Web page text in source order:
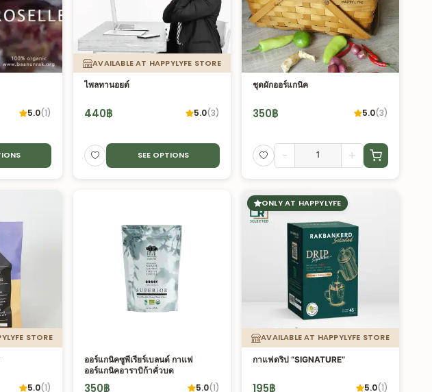
5.0(1)
AVAILABLE AT HAPPYLYFE STORE
ไพลทานอยด์
440฿ 5.0(3)
SEE OPTIONS
ชุดผักออร์แกนิค
350฿ 5.0(3)
- +
STORE
5.0(1)
ออร์แกนิคซูพีเรียร์เบลนด์ กาแฟ
ออร์แกนิคอาราบิก้าคั่วบด
350฿ 5.0(1)
ONLY AT HAPPYLYFE
AVAILABLE AT HAPPYLYFE STORE
กาแฟดริป “SIGNATURE“
195฿ 5.0(1)